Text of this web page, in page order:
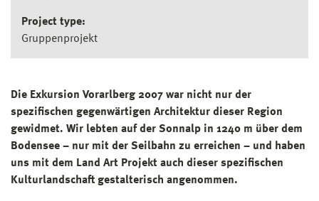
Project type:
Gruppenprojekt
Die Exkursion Vorarlberg 2007 war nicht nur der
spezifischen gegenwärtigen Architektur dieser Region
gewidmet. Wir lebten auf der Sonnalp in 1240 m über dem
Bodensee – nur mit der Seilbahn zu erreichen – und haben
uns mit dem Land Art Projekt auch dieser spezifischen
Kulturlandschaft gestalterisch angenommen.